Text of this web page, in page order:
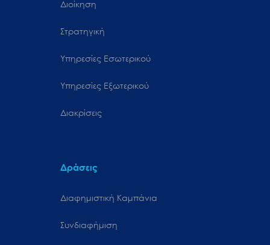
Διοίκηση
Στρατηγική
Υπηρεσίες Εσωτερικού
Υπηρεσίες Εξωτερικού
Διακρίσεις
Δράσεις
Διαφημιστική Καμπάνια
Συνδιαφήμιση